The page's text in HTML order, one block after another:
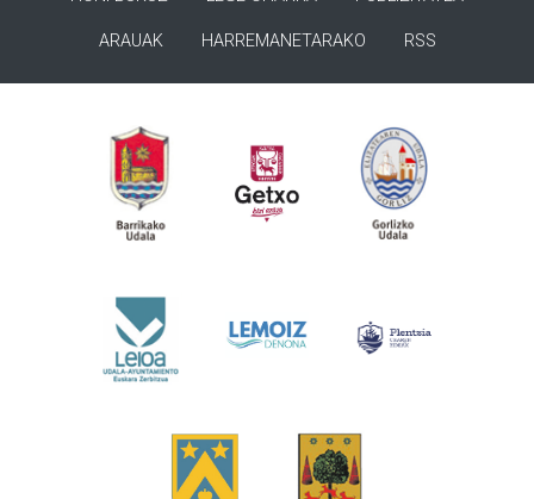
ARAUAK HARREMANETARAKO RSS